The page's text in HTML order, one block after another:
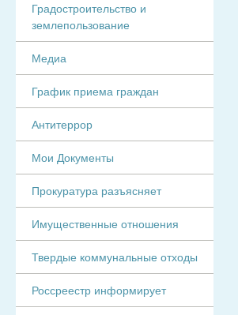
Градостроительство и
землепользование
Медиа
График приема граждан
Антитеррор
Мои Документы
Прокуратура разъясняет
Имущественные отношения
Твердые коммунальные отходы
Россреестр информирует